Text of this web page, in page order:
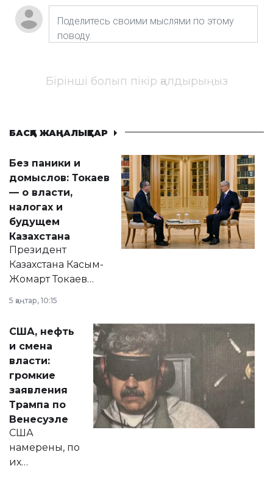
Бірінші болып пікір қалдырыңыз
БАСҚА ЖАҢАЛЫҚТАР
Без паники и
домыслов: Токаев
— о власти,
налогах и
будущем
Казахстана
Президент
Казахстана Касым-
Жомарт Токаев
сразу несколько
актуальных тем —
от слухов о
политических
реформах до
вопросов армии,
экономики и
личного здоровья.
5 қаңтар, 10:15
США, нефть
и смена
власти:
громкие
заявления
Трампа по
Венесуэле
США
намерены, по
их